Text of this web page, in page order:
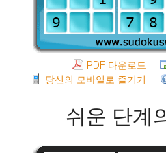
PDF 다운로드
당신의 모바일로 즐기기
쉬운 단계